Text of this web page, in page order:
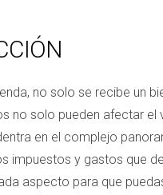
no solo se recibe un
no solo pueden afectar
en el complejo
impuestos y gastos que
aspecto para que